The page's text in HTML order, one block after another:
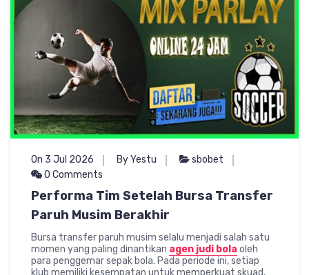
On 3 Jul 2026 By Yestu
sbobet
0 Comments
Performa Tim Setelah Bursa Transfer
Paruh Musim Berakhir
Bursa transfer paruh musim selalu menjadi salah satu
momen yang paling dinantikan agen judi bola oleh
para penggemar sepak bola. Pada periode ini, setiap
klub memiliki kesempatan untuk memperkuat skuad,